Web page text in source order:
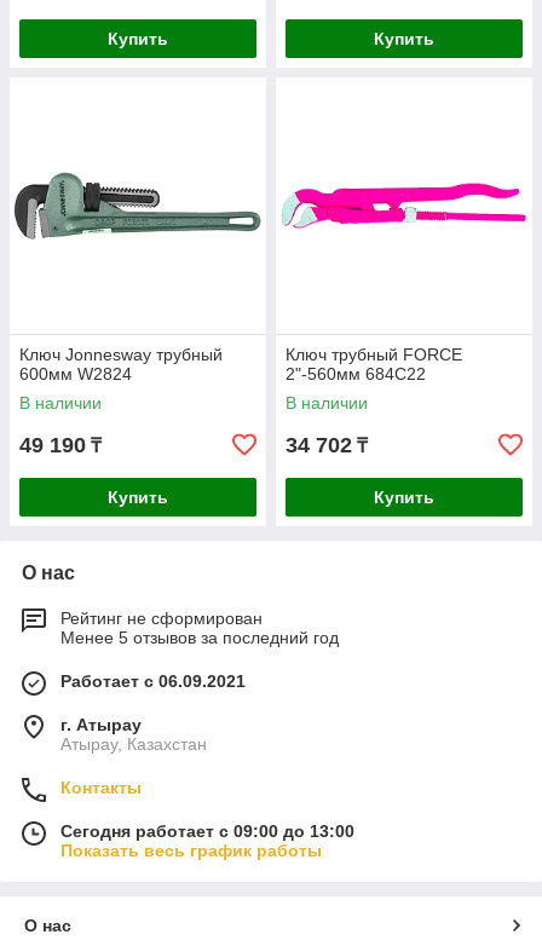
Купить Купить
Ключ Jonnesway трубный
600мм W2824
В наличии
49 190 ₸
Купить
Ключ трубный FORCE
2"-560мм 684C22
В наличии
34 702 ₸
Купить
О нас
Рейтинг не сформирован
Менее 5 отзывов за последний год
Работает с 06.09.2021
г. Атырау
Атырау, Казахстан
Контакты
Сегодня работает с 09:00 до 13:00
Показать весь график работы
О нас